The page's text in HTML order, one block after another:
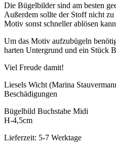
Die Bügelbilder sind am besten
Außerdem sollte der Stoff nicht
Motiv sonst schneller ablösen
Um das Motiv aufzubügeln
harten Untergrund und ein Stück
Viel Freude damit!
Liesels Wicht (Marina
Beschädigungen
Bügelbild Buchstabe Midi
H-4,5cm
Lieferzeit: 5-7 Werktage